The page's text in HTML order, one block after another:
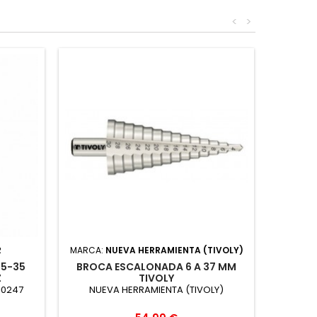
>
<
35
MARCA: NUEVA HERRAMIENTA (TIVOLY)
BROCA ESCALONADA 6 A 37 MM
TIVOLY
NUEVA HERRAMIENTA (TIVOLY)